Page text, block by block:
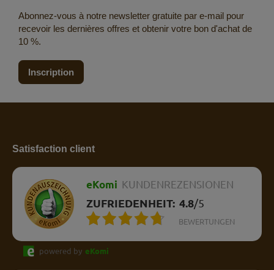
Abonnez-vous à notre newsletter gratuite par e-mail pour
recevoir les dernières offres et obtenir votre bon d'achat de
10 %.
Inscription
Satisfaction client
eKomi KUNDENREZENSIONEN
ZUFRIEDENHEIT: 4.8/5
BEWERTUNGEN
powered by eKomi